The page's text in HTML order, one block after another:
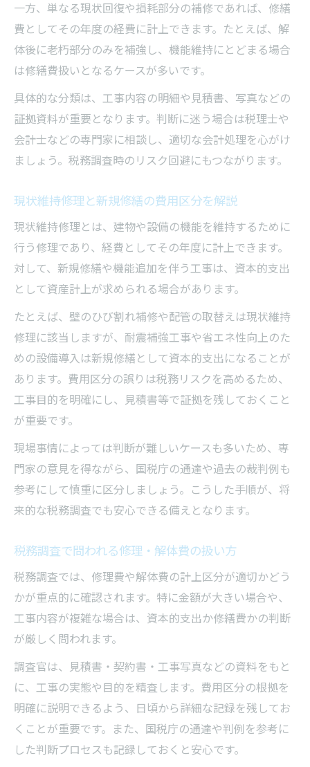
一方、単なる現状回復や損耗部分の補修であれば、修繕
費としてその年度の経費に計上できます。たとえば、解
体後に老朽部分のみを補強し、機能維持にとどまる場合
は修繕費扱いとなるケースが多いです。
具体的な分類は、工事内容の明細や見積書、写真などの
証拠資料が重要となります。判断に迷う場合は税理士や
会計士などの専門家に相談し、適切な会計処理を心がけ
ましょう。税務調査時のリスク回避にもつながります。
現状維持修理と新規修繕の費用区分を解説
現状維持修理とは、建物や設備の機能を維持するために
行う修理であり、経費としてその年度に計上できます。
対して、新規修繕や機能追加を伴う工事は、資本的支出
として資産計上が求められる場合があります。
たとえば、壁のひび割れ補修や配管の取替えは現状維持
修理に該当しますが、耐震補強工事や省エネ性向上のた
めの設備導入は新規修繕として資本的支出になることが
あります。費用区分の誤りは税務リスクを高めるため、
工事目的を明確にし、見積書等で証拠を残しておくこと
が重要です。
現場事情によっては判断が難しいケースも多いため、専
門家の意見を得ながら、国税庁の通達や過去の裁判例も
参考にして慎重に区分しましょう。こうした手順が、将
来的な税務調査でも安心できる備えとなります。
税務調査で問われる修理・解体費の扱い方
税務調査では、修理費や解体費の計上区分が適切かどう
かが重点的に確認されます。特に金額が大きい場合や、
工事内容が複雑な場合は、資本的支出か修繕費かの判断
が厳しく問われます。
調査官は、見積書・契約書・工事写真などの資料をもと
に、工事の実態や目的を精査します。費用区分の根拠を
明確に説明できるよう、日頃から詳細な記録を残してお
くことが重要です。また、国税庁の通達や判例を参考に
した判断プロセスも記録しておくと安心です。